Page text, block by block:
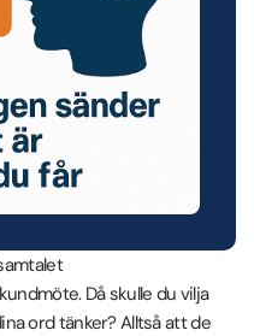
Då skulle du vilja
ord tänker? Alltså att de